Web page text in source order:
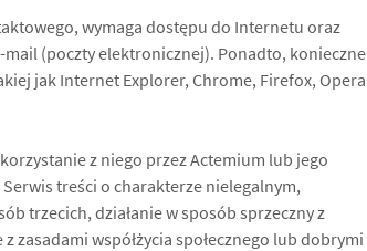
wymaga dostępu do Internetu oraz
(poczty elektronicznej). Ponadto, konieczne
jak Internet Explorer, Chrome, Firefox, Opera
z niego przez Actemium lub jego
treści o charakterze nielegalnym,
trzecich, działanie w sposób sprzeczny z
zasadami współżycia społecznego lub dobrymi